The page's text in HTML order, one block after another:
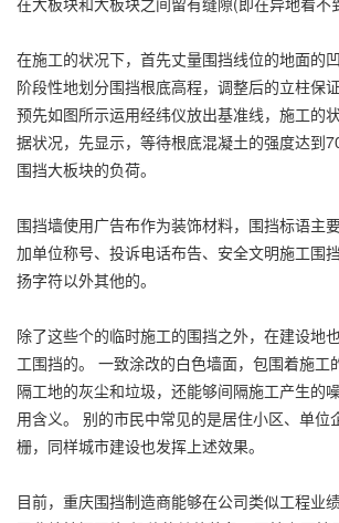
在施工的状况下，首先丈量围挡线位的地面的
阶段性地划分围挡根底高程，调整后的立柱保
预先如图所示运用经纬仪放出基准线，施工的
据状况，先显示，等待根底混凝土的强度达到
围挡大板块的负荷。
围挡墙使用广告布作为装饰材料，围挡标语主
加单位称号、投诉电话布告、安全文明施工围
扬字符以外其他的。
除了这些个的临时施工的围挡之外，在建设地
工围挡的。 一致涂改的白色墙面，包围着施工
隔工地的灰尘和垃圾，还能够间隔施工产生的
用含义。 别的市民中常见的是居住小区、单位
栅，同样城市建设也发挥上述效果。
目前，重庆围挡制造商能够在公司类似工程业